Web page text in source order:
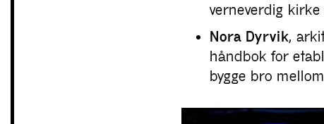
verneverdig
Nora Dyrvik,
håndbok for
bygge bro